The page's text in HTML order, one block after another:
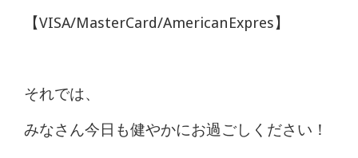
【VISA/MasterCard/AmericanExpres】
それでは、
みなさん今日も健やかにお過ごしください！